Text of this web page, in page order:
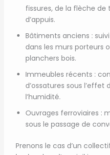
fissures, de la flèche
d’appuis.
Bâtiments anciens :
dans les murs porteurs
planchers bois.
Immeubles récents :
d’ossatures sous
l’humidité.
Ouvrages ferroviaires :
sous le passage de
Prenons le cas d’un